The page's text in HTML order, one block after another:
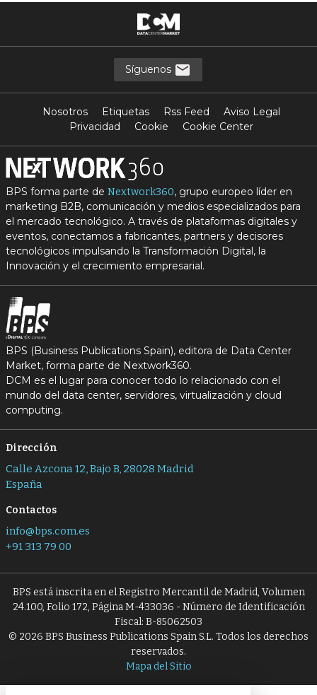
Síguenos
Nosotros Etiquetas Rss Feed
Aviso Legal
Privacidad
Cookie Cookie Center
BPS forma parte de Nextwork360, grupo europeo líder en
marketing B2B, comunicación y medios especializados para
el mercado tecnológico. A través de plataformas digitales y
eventos, conectamos a fabricantes, partners y decisores
tecnológicos impulsando la Transformación Digital, la
Innovación y el crecimiento empresarial.
BPS (Business Publications Spain), editora de Data Center
Market, forma parte de Nextwork360.
DCM es el lugar para conocer todo lo relacionado con el
mundo del data center, servidores, virtualización y cloud
computing.
Dirección
Calle Azcona 12, Bajo B, 28028 Madrid
España
Contactos
info@bps.com.es
+91 313 79 00
BPS está inscrita en el Registro Mercantil de Madrid, Volumen
24.100, Folio 172, Página M-433036 - Número de Identificación
Fiscal: B-85062503
© 2026 BPS Business Publications Spain S.L. Todos los derechos
reservados.
Mapa del Sitio